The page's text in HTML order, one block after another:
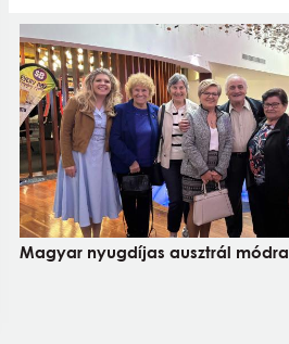
Magyar nyugdíjas ausztrál módra